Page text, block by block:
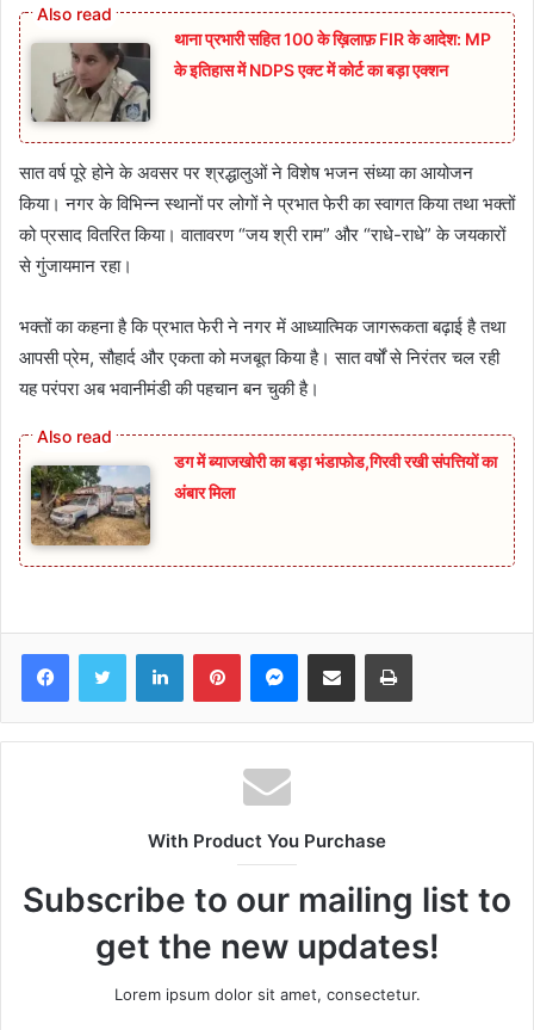
थाना प्रभारी सहित 100 के ख़िलाफ़ FIR के आदेश: MP
के इतिहास में NDPS एक्ट में कोर्ट का बड़ा एक्शन
सात वर्ष पूरे होने के अवसर पर श्रद्धालुओं ने विशेष भजन संध्या का आयोजन
किया। नगर के विभिन्न स्थानों पर लोगों ने प्रभात फेरी का स्वागत किया तथा भक्तों
को प्रसाद वितरित किया। वातावरण “जय श्री राम” और “राधे-राधे” के जयकारों
से गुंजायमान रहा।
भक्तों का कहना है कि प्रभात फेरी ने नगर में आध्यात्मिक जागरूकता बढ़ाई है तथा
आपसी प्रेम, सौहार्द और एकता को मजबूत किया है। सात वर्षों से निरंतर चल रही
यह परंपरा अब भवानीमंडी की पहचान बन चुकी है।
डग में ब्याजखोरी का बड़ा भंडाफोड,गिरवी रखी संपत्तियों का
अंबार मिला
FacebookTwitter LinkedInPinterestMessenger
Share via Email Print
With Product You Purchase
Subscribe to our mailing list to
get the new updates!
Lorem ipsum dolor sit amet, consectetur.